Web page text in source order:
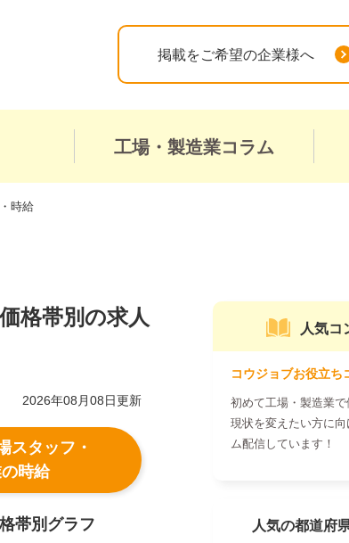
掲載をご希望の企業様へ
工場・製造業コラム
時給
格帯別の求人
2026年08月08日更新
スタッフ・
時給
帯別グラフ
人気コ
コウジョブお役立ち
初めて工場・製造業で
現状を変えたい方に
ム配信しています！
人気の都道府